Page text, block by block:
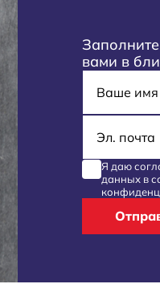
вами в
Я даю
данных в